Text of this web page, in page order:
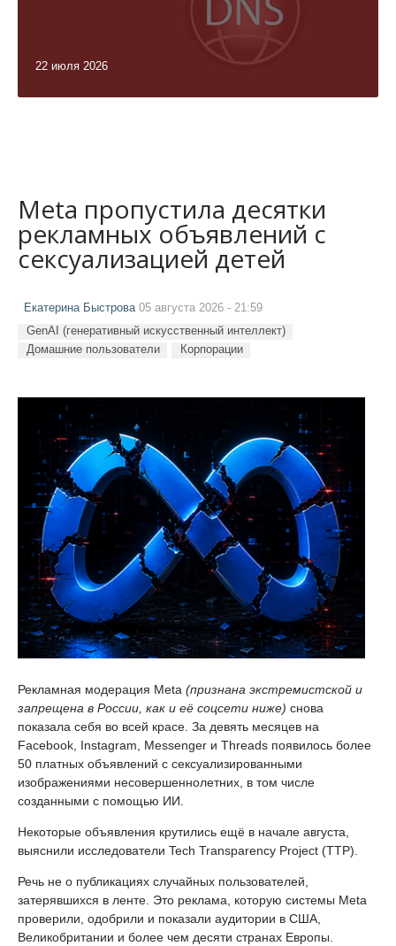
22 июля 2026
Meta пропустила десятки
рекламных объявлений с
сексуализацией детей
Екатерина Быстрова05 августа 2026 - 21:59
GenAI (генеративный искусственный интеллект)
Домашние пользователи
Корпорации
Рекламная модерация Meta (признана экстремистской и
запрещена в России, как и её соцсети ниже) снова
показала себя во всей красе. За девять месяцев на
Facebook, Instagram, Messenger и Threads появилось более
50 платных объявлений с сексуализированными
изображениями несовершеннолетних, в том числе
созданными с помощью ИИ.
Некоторые объявления крутились ещё в начале августа,
выяснили исследователи Tech Transparency Project (TTP).
Речь не о публикациях случайных пользователей,
затерявшихся в ленте. Это реклама, которую системы Meta
проверили, одобрили и показали аудитории в США,
Великобритании и более чем десяти странах Европы.